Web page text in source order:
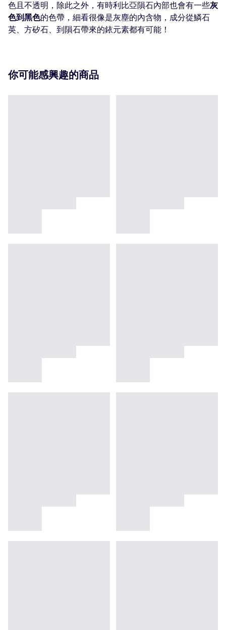
色且不透明，除此之外，有時利比亞隕石內部也會有一些灰
色到黑色的色帶，細看很像是灰塵的內含物，成分從鱗石
英、方矽石、到隕石帶來的銥元素都有可能！
你可能感興趣的商品